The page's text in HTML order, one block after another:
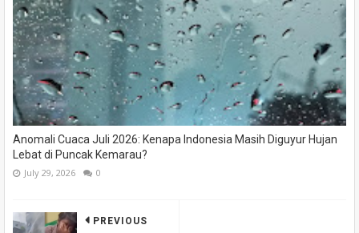
Anomali Cuaca Juli 2026: Kenapa Indonesia Masih Diguyur Hujan
Lebat di Puncak Kemarau?
July 29, 2026 0
PREVIOUS